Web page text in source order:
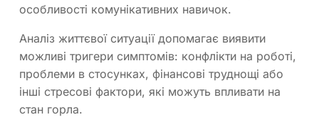
особливості комунікативних навичок.
Аналіз життєвої ситуації допомагає виявити
можливі тригери симптомів: конфлікти на роботі,
проблеми в стосунках, фінансові труднощі або
інші стресові фактори, які можуть впливати на
стан горла.